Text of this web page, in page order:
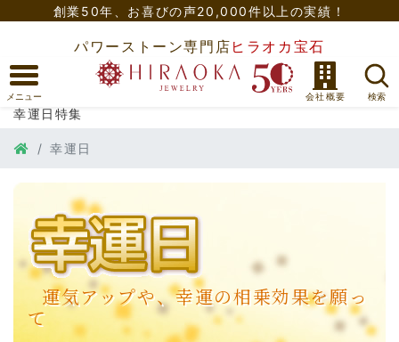
創業50年、 お喜びの声20,000件以上の実績！
パワーストーン専門店 ヒラオカ宝石
幸運日特集
幸運日
運気アップや、幸運の相乗効果を願っ
て